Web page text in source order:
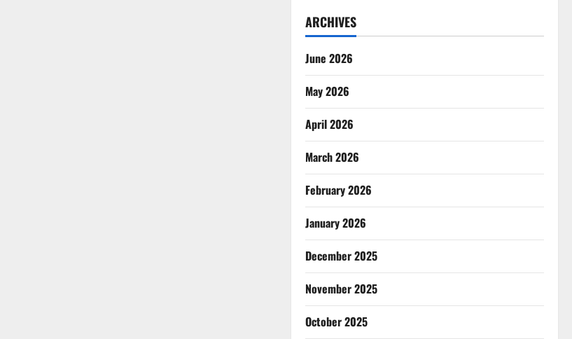
ARCHIVES
June 2026
May 2026
April 2026
March 2026
February 2026
January 2026
December 2025
November 2025
October 2025